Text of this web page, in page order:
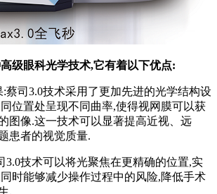
级眼科光学技术,它有着以下优点:
蔡司3.0技术采用了更加先进的光学结构设
位置处呈现不同曲率,使得视网膜可以获
图像.这一技术可以显著提高近视、远
患者的视觉质量.
3.0技术可以将光聚焦在更精确的位置,实
时能够减少操作过程中的风险,降低手术
.